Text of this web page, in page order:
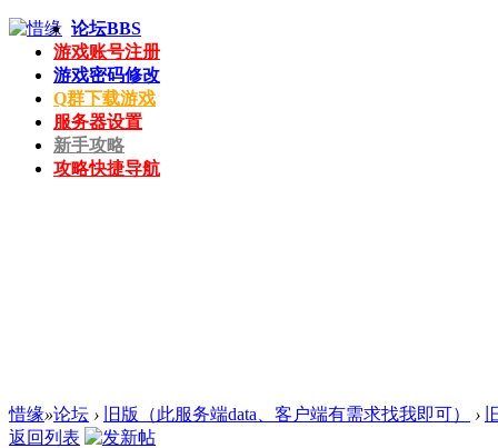
论坛BBS
游戏账号注册
游戏密码修改
Q群下载游戏
服务器设置
新手攻略
攻略快捷导航
惜缘»论坛 › 旧版（此服务端data、客户端有需求找我即可） ›
返回列表